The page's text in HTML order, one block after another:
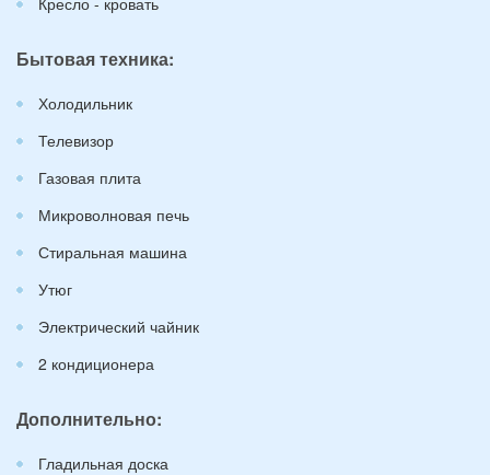
Бытовая техника:
Холодильник
Телевизор
Газовая плита
Микроволновая печь
Стиральная машина
Утюг
Электрический чайник
2 кондиционера
Дополнительно:
Гладильная доска